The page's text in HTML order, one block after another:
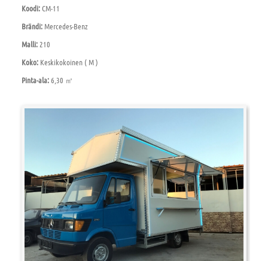
Koodi:CM-11
Brändi: Mercedes-Benz
Malli: 210
Koko: Keskikokoinen ( M )
Pinta-ala:6,30 ㎡